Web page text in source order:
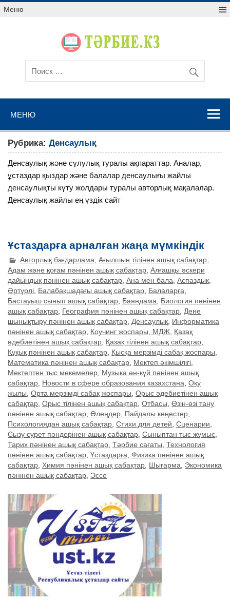
Меню
МЕНЮ
Рубрика:Денсаулық
Денсаулық және сұлулық туралы ақпараттар. Аналар,
ұстаздар қыздар және балалар денсаулығы жайлы
денсаулықты күту жолдары туралы авторлық мақалалар.
Денсаулық жайлы ең үздік сайт
Ұстаздарға арналған жаңа мүмкіндік
Авторлық бағдарлама,Ағылшын тілінен ашық сабақтар,
Адам және қоғам пәнінен ашық сабақтар,Алғашқы әскери
дайындық пәнінен ашық сабақтар,Ана мен бала,Аспаздық,
Әртүрлі, Балабақшадағы ашық сабақтар, Балаларға,
Бастауыш сынып ашық сабақтар, Баяндама, Биология пәнінен
ашық сабақтар, География пәнінен ашық сабақтар,Дене
шынықтыру пәнінен ашық сабақтар,Денсаулық, Информатика
пәнінен ашық сабақтар, Коучинг жоспары, МДЖ, Қазақ
әдебиетінен ашық сабақтар, Қазақ тілінен ашық сабақтар,
Құқық пәнінен ашық сабақтар, Қысқа мерзімді сабақ жоспары,
Математика пәнінен ашық сабақтар, Мектеп әкімшілігі,
Мектептен тыс мекемелер, Музыка ән-күй пәнінен ашық
сабақтар, Новости в сфере образования казахстана,Оқу
жылы,Орта мерзімді сабақ жоспары,Орыс әдебиетінен ашық
сабақтар,Орыс тілінен ашық сабақтар,Отбасы,Өзін-өзі тану
пәнінен ашық сабақтар,Өлеңдер, Пайдалы кеңестер,
Психологиядан ашық сабақтар,Стихи для детей,Сценарии,
Сызу сурет пәндерінен ашық сабақтар,Сыныптан тыс жұмыс,
Тарих пәнінен ашық сабақтар,Тәрбие сағаты,Технология
пәнінен ашық сабақтар,Ұстаздарға,Физика пәнінен ашық
сабақтар,Химия пәнінен ашық сабақтар, Шығарма, Экономика
пәнінен ашық сабақтар, Эссе